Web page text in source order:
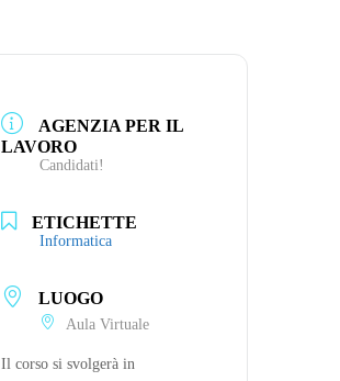
AGENZIA PER IL
LAVORO
Candidati!
ETICHETTE
Informatica
LUOGO
Aula Virtuale
Il corso si svolgerà in